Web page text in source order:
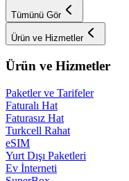
Tümünü Gör
Ürün ve Hizmetler
Ürün ve Hizmetler
Paketler ve Tarifeler
Faturalı Hat
Faturasız Hat
Turkcell Rahat
eSIM
Yurt Dışı Paketleri
Ev İnterneti